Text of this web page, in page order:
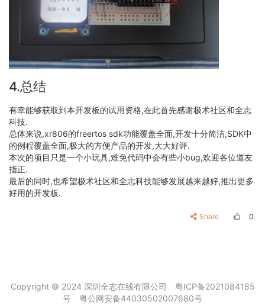
printf("Create Sensors_thread failed!\r\n"
    }
    {
                        (
void *)NULL,
                        OS_THREAD_PRIO_APP,
                        MQTT_THREAD_STACK_SIZE);
    }
else
    {
    }
while
4.总结
有幸能够获取到本开发板的试用资格,在此首先感谢极术社区和全志
科技.
总体来说,xr806的freertos sdk功能覆盖全面,开发十分简洁,SDK中
的例程覆盖全面,极大的方便产品的开发,大大好评.
本次的项目只是一个小玩具,难免代码中会有些小bug,欢迎各位道友
指正.
最后的同时,也希望极术社区和全志科技能够发展越来越好,推出更多
好用的开发板.
Share 0
Copyright © 2024 深圳全志在线有限公司
粤ICP备2021084185
号
粤公网安备44030502007680号